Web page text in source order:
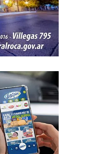
«es parte de la
y demuestra que
a lesionar la
Al debilitar los
se busca
que históricamente
país».
en nombre de
la audiencia, que
al Estado
sobre la
con los estándares
de
de incendios
aéreos, la
Transporte (CNRT),
nucleares, como
se garantizarán
de la
Civil (ANAC), PAMI
reaviva la
la pérdida del poder